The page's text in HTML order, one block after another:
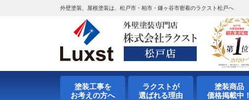
外壁塗装、屋根塗装は、松戸市・柏市・鎌ヶ谷市密着のラクスト松戸へ
塗装工事を
お考えの方へ
ラクストが
選ばれる理由
塗装商品
価格掲載中！